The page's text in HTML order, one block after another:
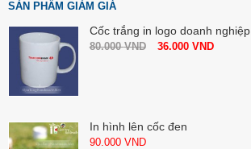
SẢN PHẨM GIẢM GIÁ
Cốc trắng in logo doanh nghiệp
80.000VND 36.000 VND
In hình lên cốc đen
90.000 VND